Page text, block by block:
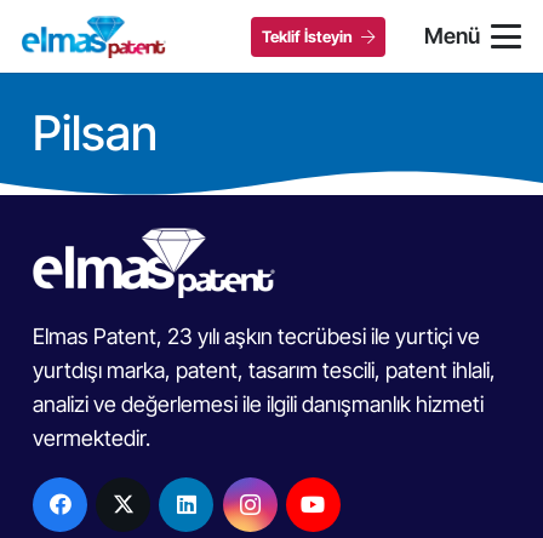
Teklif İsteyin Menü
Pilsan
Elmas Patent, 23 yılı aşkın tecrübesi ile yurtiçi ve
yurtdışı marka, patent, tasarım tescili, patent ihlali,
analizi ve değerlemesi ile ilgili danışmanlık hizmeti
vermektedir.